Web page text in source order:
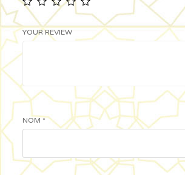
YOUR REVIEW
NOM *